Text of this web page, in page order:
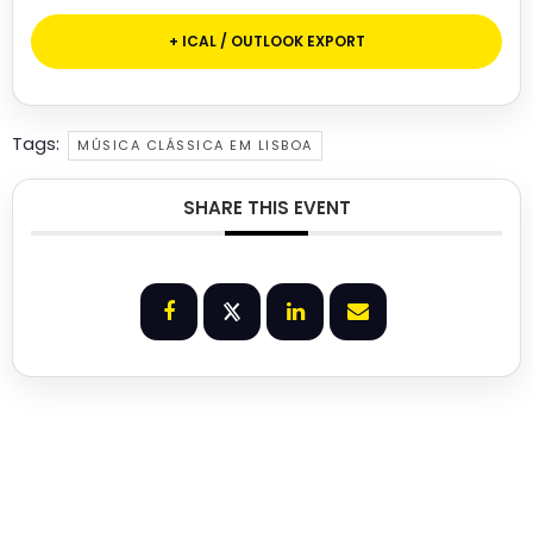
+ ICAL / OUTLOOK EXPORT
Tags: MÚSICA CLÁSSICA EM LISBOA
SHARE THIS EVENT